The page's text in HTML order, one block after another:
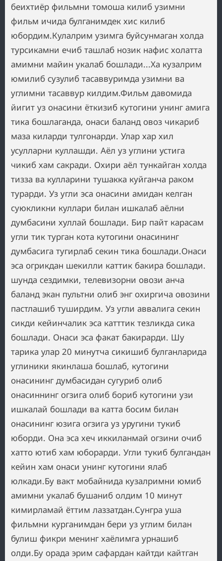
беихтиёр фильмни томоша килиб узимни
фильм ичида булганимдек хис килиб
юбордим.Кулалрим узимга буйсунмаган холда
турсикамни ечиб ташлаб нозик нафис холатта
амимни майин укалаб бошлади...Ха кузалрим
юмилиб сузулиб тасаввуримда узимни ва
углимни тасаввур килдим.Фильм давомида
йигит уз онасини ёткизиб кутогини унинг амига
тика бошлаганда, онаси баланд овоз чикариб
маза киларди тулгонарди. Улар хар хил
усулларни куллашди. Аёл уз углини устига
чикиб хам сакради. Охири аёл тункайган холда
тизза ва кулларини тушакка куйганча раком
турарди. Уз угли эса онасини амидан келган
суюкликни куллари билан ишкалаб аёлни
думбасини хуллай бошлади. Бир пайт карасам
угли тик турган кота кутогини онасининг
думбасига тугирлаб секин тика бошлади.Онаси
эса огрикдан шекилли каттик бакира бошлади.
шунда сездимки, телевизорни овози анча
баланд экан пультни олиб энг охиргича овозини
пастлашиб туширдим. Уз угли аввалига секин
сикди кейинчалик эса катттик тезликда сика
бошлади. Онаси эса факат бакирарди. Шу
тарика улар 20 минутча сикишиб булганларида
углиники якинлаша бошлаб, кутогини
онасининг думбасидан сугуриб олиб
онасиннинг огзига олиб бориб кутогини узи
ишкалай бошлади ва катта босим билан
онасининг юзига огзига уз уругини тукиб
юборди. Она эса хеч иккиланмай огзини очиб
хатто ютиб хам юборарди. Угли тукиб булгандан
кейин хам онаси унинг кутогини ялаб
юлкади.Бу вакт мобайнида кузалримни юмиб
амимни укалаб бушаниб олдим 10 минут
кимирламай ёттим лаззатдан.Сунгра уша
фильмни курганимдан бери уз углим билан
булиш фикри менинг хаёлимга урнашиб
олди.Бу орада эрим сафардан кайтди кайтган